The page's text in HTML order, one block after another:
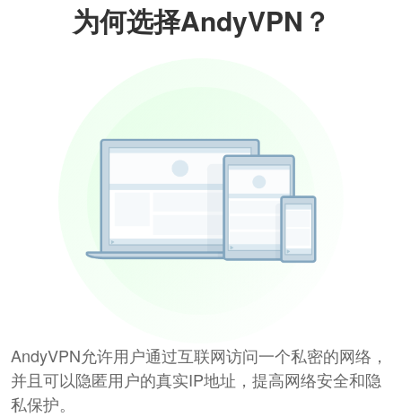
为何选择AndyVPN？
AndyVPN允许用户通过互联网访问一个私密的网络，
并且可以隐匿用户的真实IP地址，提高网络安全和隐
私保护。